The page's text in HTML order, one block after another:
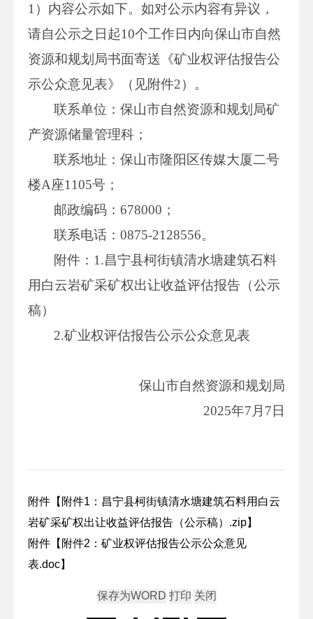
1）内容公示如下。如对公示内容有异议，
请自公示之日起10个工作日内向保山市自然
资源和规划局书面寄送《矿业权评估报告公
示公众意见表》（见附件2）。
联系单位：保山市自然资源和规划局矿
产资源储量管理科；
联系地址：保山市隆阳区传媒大厦二号
楼A座1105号；
邮政编码：678000；
联系电话：0875-2128556。
附件：1.昌宁县柯街镇清水塘建筑石料
用白云岩矿采矿权出让收益评估报告（公示
稿）
2.矿业权评估报告公示公众意见表
保山市自然资源和规划局
2025年7月7日
附件【 附件1：昌宁县柯街镇清水塘建筑石料用白云
岩矿采矿权出让收益评估报告（公示稿）.zip】
附件【 附件2：矿业权评估报告公示公众意见
表.doc】